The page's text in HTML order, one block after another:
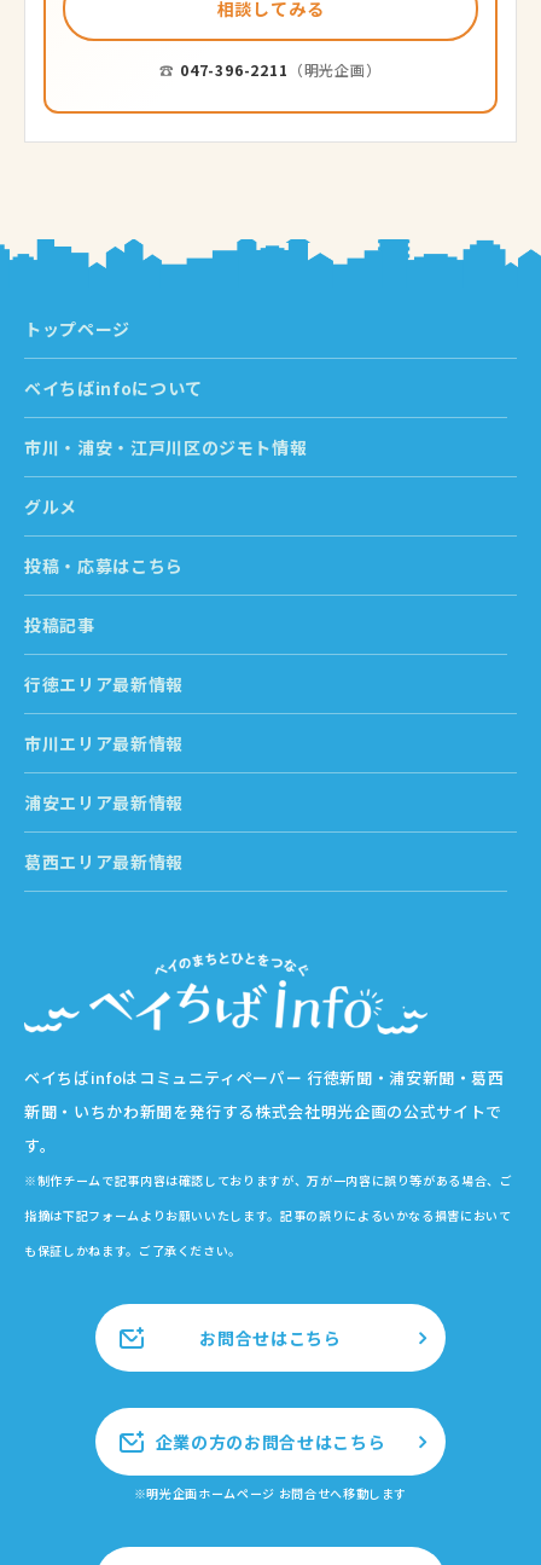
相談してみる
☎ 047-396-2211 （明光企画）
ベイちばinfoはコミュニティペーパー 行徳新聞・浦安新聞・葛西
新聞・いちかわ新聞を発行する株式会社明光企画の公式サイトで
す。
※制作チームで記事内容は確認しておりますが、万が一内容に誤り等がある場合、ご
指摘は下記フォームよりお願いいたします。記事の誤りによるいかなる損害において
も保証しかねます。ご了承ください。
お問合せはこちら
企業の方のお問合せはこちら
※明光企画ホームページ お問合せへ移動します
トップページ
ベイちばinfoについて
市川・浦安・江戸川区のジモト情報
グルメ
投稿・応募はこちら
投稿記事
行徳エリア最新情報
市川エリア最新情報
浦安エリア最新情報
葛西エリア最新情報